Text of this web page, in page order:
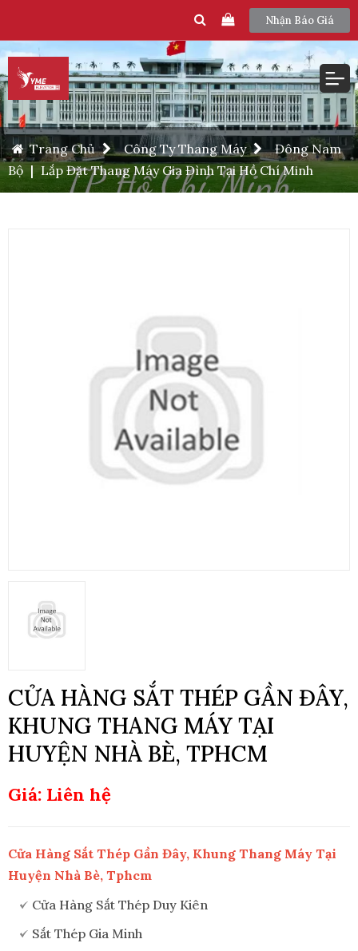
Nhận Báo Giá
Trang Chủ Công Ty Thang Máy
Đông Nam
Bộ | Lắp Đặt Thang Máy Gia Đình Tại Hồ Chí Minh
CỬA HÀNG SẮT THÉP GẦN ĐÂY,
KHUNG THANG MÁY TẠI
HUYỆN NHÀ BÈ, TPHCM
Giá: Liên hệ
Cửa Hàng Sắt Thép Gần Đây, Khung Thang Máy Tại
Huyện Nhà Bè, Tphcm
Cửa Hàng Sắt Thép Duy Kiên
Sắt Thép Gia Minh